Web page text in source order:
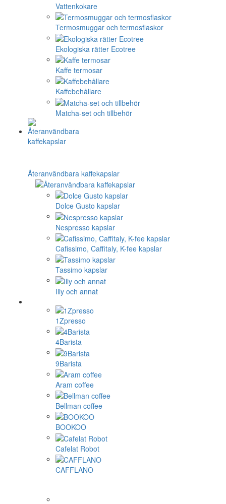
Vattenkokare
Termosmuggar och termosflaskor
Ekologiska rätter Ecotree
Kaffe termosar
Kaffebehållare
Matcha-set och tillbehör
Återanvändbara kaffekapslar
Dolce Gusto kapslar
Nespresso kapslar
Cafissimo, Caffitaly, K-fee kapslar
Tassimo kapslar
Illy och annat
1Zpresso
4Barista
9Barista
Aram coffee
Bellman coffee
BOOKOO
Cafelat Robot
CAFFLANO